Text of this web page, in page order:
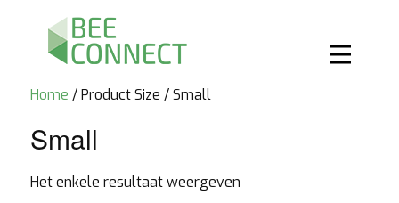
Home / Product Size / Small
Small
Het enkele resultaat weergeven